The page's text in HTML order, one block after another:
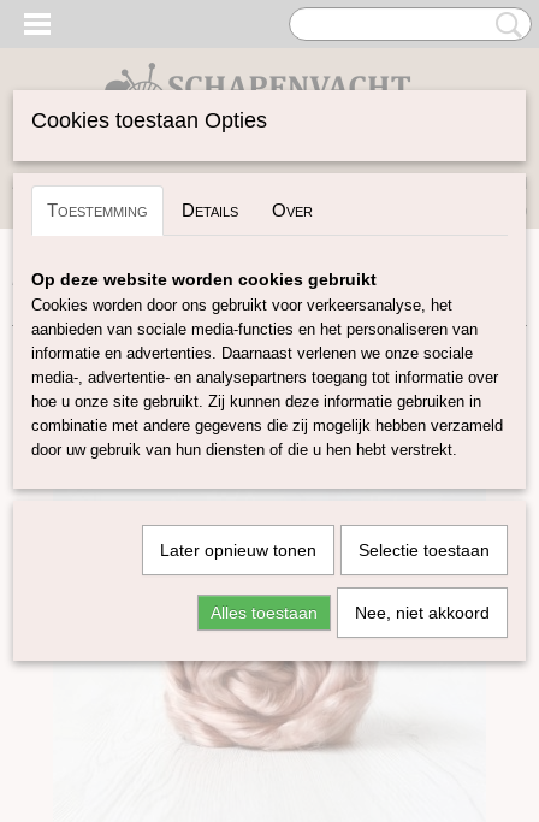
Inloggen Registreren
(0)
Home>Vilten>Plantaardige vezels>Tencel in lont
Tencel in lont zalm (roze)
Cookies toestaan Opties
Toestemming Details Over
Op deze website worden cookies gebruikt
Cookies worden door ons gebruikt voor verkeersanalyse, het
aanbieden van sociale media-functies en het personaliseren van
informatie en advertenties. Daarnaast verlenen we onze sociale
media-, advertentie- en analysepartners toegang tot informatie over
hoe u onze site gebruikt. Zij kunnen deze informatie gebruiken in
combinatie met andere gegevens die zij mogelijk hebben verzameld
door uw gebruik van hun diensten of die u hen hebt verstrekt.
Later opnieuw tonen Selectie toestaan
Alles toestaan Nee, niet akkoord